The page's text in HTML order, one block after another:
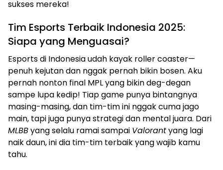
sukses mereka!
Tim Esports Terbaik Indonesia 2025:
Siapa yang Menguasai?
Esports di Indonesia udah kayak roller coaster—
penuh kejutan dan nggak pernah bikin bosen. Aku
pernah nonton final MPL yang bikin deg-degan
sampe lupa kedip! Tiap game punya bintangnya
masing-masing, dan tim-tim ini nggak cuma jago
main, tapi juga punya strategi dan mental juara. Dari
MLBByang selalu ramai sampai Valorantyang lagi
naik daun, ini dia tim-tim terbaik yang wajib kamu
tahu.